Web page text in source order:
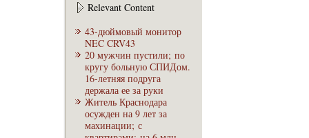
Relevant Content
43-дюймовый монитор
NEC CRV43
20 мужчин пустили; по
кругу бoльную СПИДом.
16-летняя подруга
держала ее за руки
Житель Краснодара
осужден на 9 лет за
махинации; с